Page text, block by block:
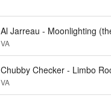
Al Jarreau - Moonlighting
VA
Chubby Checker - Limbo
VA